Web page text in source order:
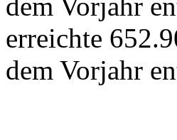
erreichte
dem Vorjahr